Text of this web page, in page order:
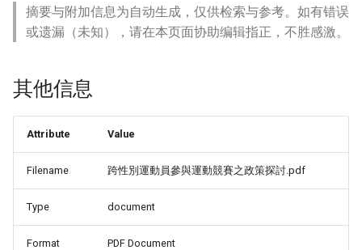
摘要与附加信息为自动生成，仅供检索与参考。如有错误
或遗漏（未知），请在本页面协助编辑指正，不胜感激。
其他信息
Attribute Value
Filename 跨性別運動員參與運動競賽之政策探討.pdf
Type document
Format PDF Document